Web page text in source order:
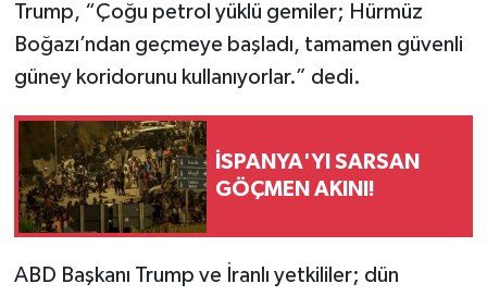
Trump, “Çoğu petrol yüklü gemiler; Hürmüz
Boğazı’ndan geçmeye başladı, tamamen güvenli
güney koridorunu kullanıyorlar.” dedi.
İSPANYA'YI SARSAN
GÖÇMEN AKINI!
ABD Başkanı Trump ve İranlı yetkililer; dün